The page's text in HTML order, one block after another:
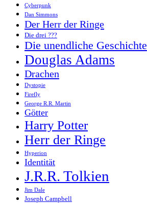
Cyberpunk
Dan Simmons
Der Herr der Ringe
Die drei ???
Die unendliche Geschichte
Douglas Adams
Drachen
Dystopie
Firefly
George R.R. Martin
Götter
Harry Potter
Herr der Ringe
Hyperion
Identität
J.R.R. Tolkien
Jim Dale
Joseph Campbell